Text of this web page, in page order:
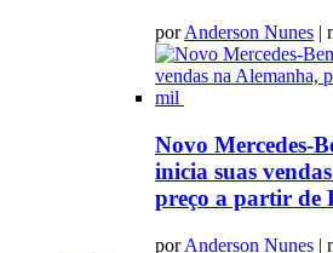
porAnderson Nunes |
Novo Mercedes-
inicia suas
preço a partir de
porAnderson Nunes |